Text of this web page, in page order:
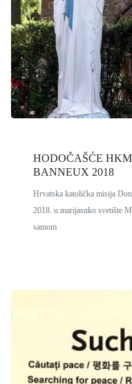
HODOČAŠĆE
BANNEUX 2018
Hrvatska katolička misija
2018. u marijasnko svetište
samom